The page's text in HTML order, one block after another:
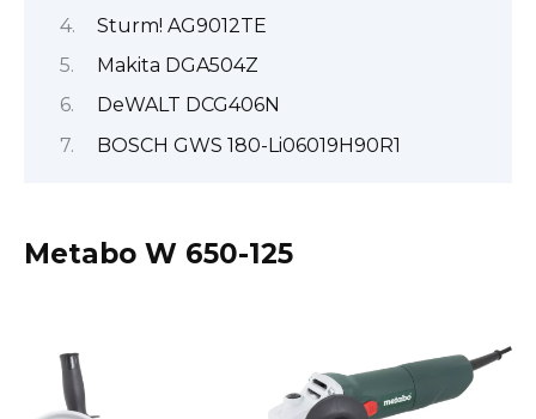
Sturm! AG9012TE
Makita DGA504Z
DeWALT DCG406N
BOSCH GWS 180-Li06019H90R1
Metabo W 650-125